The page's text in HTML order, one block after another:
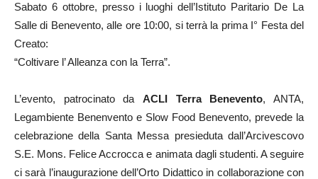
Sabato 6 ottobre, presso i luoghi dell’Istituto Paritario De La
Salle di Benevento, alle ore 10:00, si terrà la prima I° Festa del
Creato:
“Coltivare l’ Alleanza con la Terra”.
L’evento, patrocinato da ACLI Terra Benevento, ANTA,
Legambiente Benenvento e Slow Food Benevento, prevede la
celebrazione della Santa Messa presieduta dall’Arcivescovo
S.E. Mons. Felice Accrocca e animata dagli studenti. A seguire
ci sarà l’inaugurazione dell’Orto Didattico in collaborazione con